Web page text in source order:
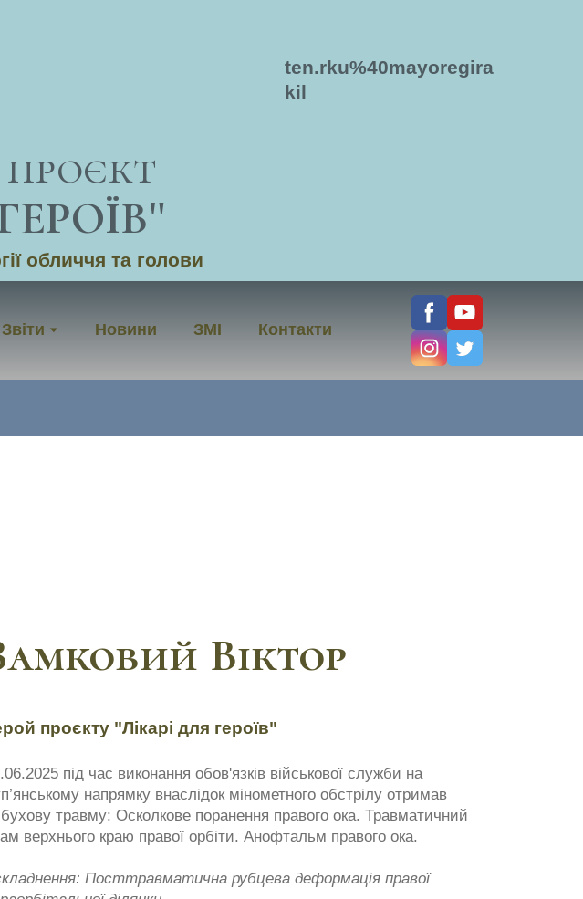
"
обличчя та голови
ten.rku%40mayoregira
kil
Звіти Новини ЗМІ Контакти
Віктор
проєкту "Лікарі для героїв"
під час виконання обов'язків військової служби на
напрямку внаслідок мінометного обстрілу отримав
травму: Осколкове поранення правого ока. Травматичний
верхнього краю правої орбіти. Анофтальм правого ока.
Посттравматична рубцева деформація правої